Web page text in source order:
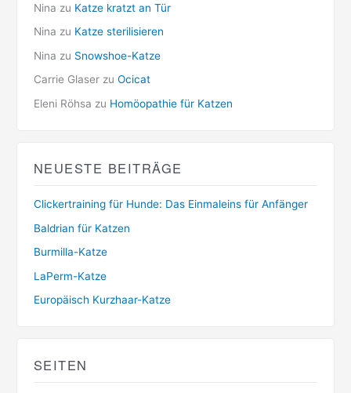
Nina zu Katze kratzt an Tür
Nina zu Katze sterilisieren
Nina zu Snowshoe-Katze
Carrie Glaserzu Ocicat
Eleni Röhsa zu Homöopathie für Katzen
NEUESTE BEITRÄGE
Clickertraining für Hunde: Das Einmaleins für Anfänger
Baldrian für Katzen
Burmilla-Katze
LaPerm-Katze
Europäisch Kurzhaar-Katze
SEITEN